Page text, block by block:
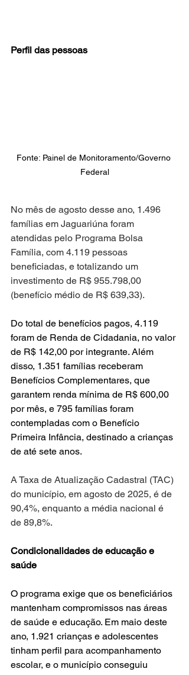
Perfil das pessoas
Fonte: Painel de Monitoramento/Governo
Federal
No mês de agosto desse ano, 1.496
famílias em Jaguariúna foram
atendidas pelo Programa Bolsa
Família, com 4.119 pessoas
beneficiadas, e totalizando um
investimento de R$ 955.798,00
(benefício médio de R$ 639,33).
Do total de benefícios pagos, 4.119
foram de Renda de Cidadania, no valor
de R$ 142,00 por integrante. Além
disso, 1.351 famílias receberam
Benefícios Complementares, que
garantem renda mínima de R$ 600,00
por mês, e 795 famílias foram
contempladas com o Benefício
Primeira Infância, destinado a crianças
de até sete anos.
A Taxa de Atualização Cadastral (TAC)
do município, em agosto de 2025, é de
90,4%, enquanto a média nacional é
de 89,8%.
Condicionalidades de educação e
saúde
O programa exige que os beneficiários
mantenham compromissos nas áreas
de saúde e educação. Em maio deste
ano, 1.921 crianças e adolescentes
tinham perfil para acompanhamento
escolar, e o município conseguiu